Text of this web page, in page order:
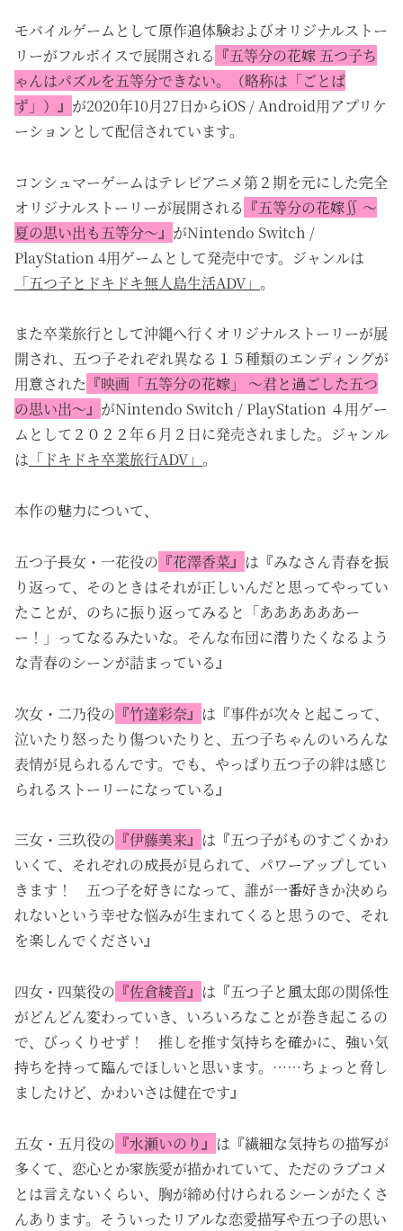
モバイルゲームとして原作追体験およびオリジナルストー
リーがフルボイスで展開される 『五等分の花嫁 五つ子ち
ゃんはパズルを五等分できない。（略称は「ごとぱ
ず」）』 が2020年10月27日からiOS / Android用アプリケ
ーションとして配信されています。
コンシュマーゲームはテレビアニメ第２期を元にした完全
オリジナルストーリーが展開される 『五等分の花嫁∬ 〜
夏の思い出も五等分〜』 がNintendo Switch /
PlayStation 4用ゲームとして発売中です。ジャンルは
「五つ子とドキドキ無人島生活ADV」 。
また卒業旅行として沖縄へ行くオリジナルストーリーが展
開され、五つ子それぞれ異なる１５種類のエンディングが
用意された 『映画「五等分の花嫁」 〜君と過ごした五つ
の思い出〜』 がNintendo Switch / PlayStation ４用ゲー
ムとして２０２２年６月２日に発売されました。ジャンル
は 「ドキドキ卒業旅行ADV」 。
本作の魅力について、
五つ子長女・一花役の 『花澤香菜』 は『みなさん青春を振
り返って、そのときはそれが正しいんだと思ってやってい
たことが、のちに振り返ってみると「ああああああー
ー！」ってなるみたいな。そんな布団に潜りたくなるよう
な青春のシーンが詰まっている』
次女・二乃役の 『竹達彩奈』 は『事件が次々と起こって、
泣いたり怒ったり傷ついたりと、五つ子ちゃんのいろんな
表情が見られるんです。でも、やっぱり五つ子の絆は感じ
られるストーリーになっている』
三女・三玖役の 『伊藤美来』 は『五つ子がものすごくかわ
いくて、それぞれの成長が見られて、パワーアップしてい
きます！ 五つ子を好きになって、誰が一番好きか決めら
れないという幸せな悩みが生まれてくると思うので、それ
を楽しんでください』
四女・四葉役の 『佐倉綾音』 は『五つ子と風太郎の関係性
がどんどん変わっていき、いろいろなことが巻き起こるの
で、びっくりせず！ 推しを推す気持ちを確かに、強い気
持ちを持って臨んでほしいと思います。……ちょっと脅し
ましたけど、かわいさは健在です』
五女・五月役の 『水瀬いのり』 は『繊細な気持ちの描写が
多くて、恋心とか家族愛が描かれていて、ただのラブコメ
とは言えないくらい、胸が締め付けられるシーンがたくさ
んあります。そういったリアルな恋愛描写や五つ子の思い